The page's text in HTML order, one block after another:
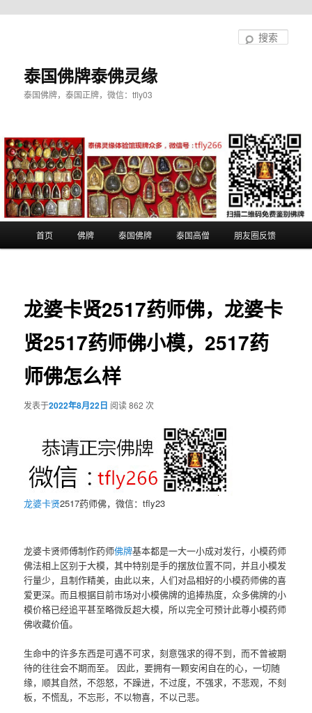
泰国佛牌泰佛灵缘
泰国佛牌，泰国正牌，微信：tfly03
首页 佛牌 泰国佛牌 泰国高僧 朋友圈反馈
龙婆卡贤2517药师佛，龙婆卡
贤2517药师佛小模，2517药
师佛怎么样
发表于2022年8月22日 阅读 862 次
龙婆卡贤2517药师佛，微信：tfly23
龙婆卡贤师傅制作药师佛牌基本都是一大一小成对发行，小模药师
佛法相上区别于大模，其中特别是手的摆放位置不同，并且小模发
行量少，且制作精美，由此以来，人们对品相好的小模药师佛的喜
爱更深。而且根据目前市场对小模佛牌的追捧热度，众多佛牌的小
模价格已经追平甚至略微反超大模，所以完全可预计此尊小模药师
佛收藏价值。
生命中的许多东西是可遇不可求，刻意强求的得不到，而不曾被期
待的往往会不期而至。 因此，要拥有一颗安闲自在的心，一切随
缘，顺其自然，不怨怒，不躁进，不过度，不强求，不悲观，不刻
板，不慌乱，不忘形，不以物喜，不以己悲。